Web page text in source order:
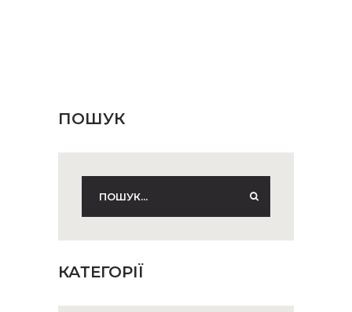
ПОШУК
КАТЕГОРІЇ